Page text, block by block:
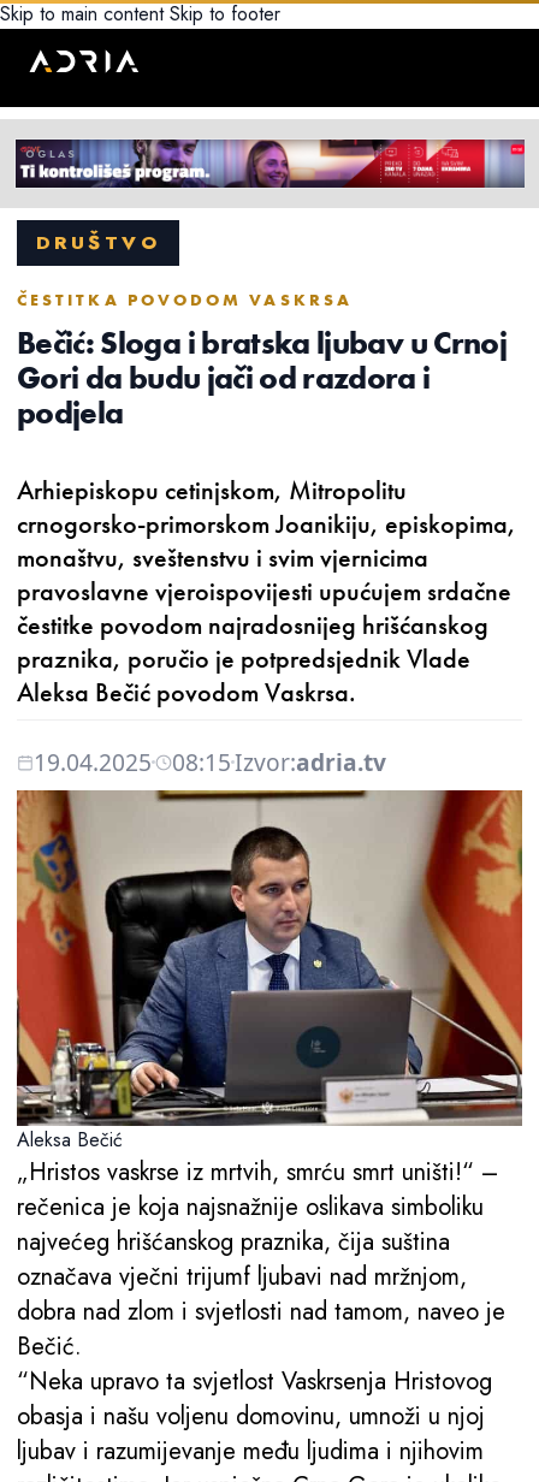
Skip to main content Skip to footer
DRUŠTVO
ČESTITKA POVODOM VASKRSA
Bečić: Sloga i bratska ljubav u Crnoj
Gori da budu jači od razdora i
podjela
Arhiepiskopu cetinjskom, Mitropolitu
crnogorsko-primorskom Joanikiju, episkopima,
monaštvu, sveštenstvu i svim vjernicima
pravoslavne vjeroispovijesti upućujem srdačne
čestitke povodom najradosnijeg hrišćanskog
praznika, poručio je potpredsjednik Vlade
Aleksa Bečić povodom Vaskrsa.
19.04.2025 08:15Izvor:adria.tv
Aleksa Bečić
„Hristos vaskrse iz mrtvih, smrću smrt uništi!“ –
rečenica je koja najsnažnije oslikava simboliku
najvećeg hrišćanskog praznika, čija suština
označava vječni trijumf ljubavi nad mržnjom,
dobra nad zlom i svjetlosti nad tamom, naveo je
Bečić.
“Neka upravo ta svjetlost Vaskrsenja Hristovog
obasja i našu voljenu domovinu, umnoži u njoj
ljubav i razumijevanje među ljudima i njihovim